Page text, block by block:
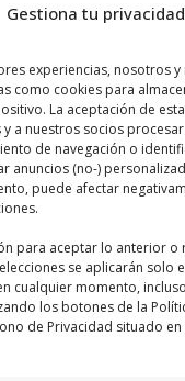
Gestiona tu privacidad
experiencias, nosotros
como cookies para
La aceptación de
a nuestros socios
de navegación o
anuncios (no-)
puede afectar
para aceptar lo anterior o
se aplicarán solo
cualquier momento,
los botones de la
de Privacidad situado
a Union
Fibra Optica
Redes De Fibra
en C.
Alicante,
mapa para llegar